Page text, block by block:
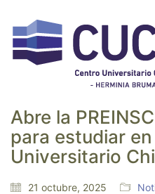
Abre la
para estudiar
Universitario
21 octubre, 2025